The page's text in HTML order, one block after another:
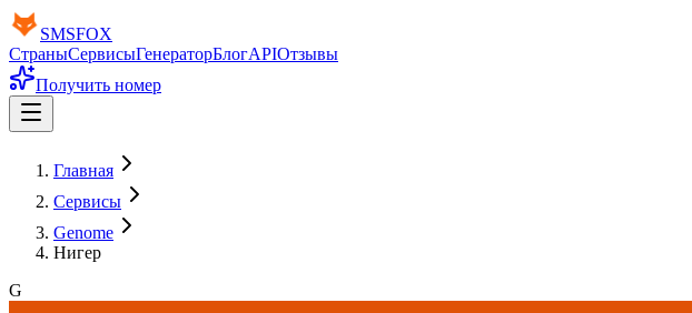
SMSFOX
СтраныСервисыГенераторБлогAPIОтзывы
Получить номер
Главная
Сервисы
Genome
Нигер
G